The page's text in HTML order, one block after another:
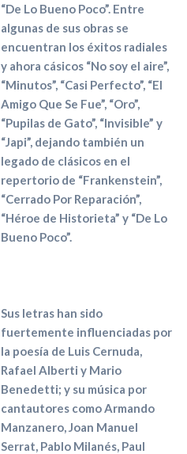
“De Lo Bueno Poco”. Entre
algunas de sus obras se
encuentran los éxitos radiales
y ahora cásicos “No soy el aire”,
“Minutos”, “Casi Perfecto”, “El
Amigo Que Se Fue”, “Oro”,
“Pupilas de Gato”, “Invisible” y
“Japi”, dejando también un
legado de clásicos en el
repertorio de “Frankenstein”,
“Cerrado Por Reparación”,
“Héroe de Historieta” y “De Lo
Bueno Poco”.
Sus letras han sido
fuertemente influenciadas por
la poesía de Luis Cernuda,
Rafael Alberti y Mario
Benedetti; y su música por
cantautores como Armando
Manzanero, Joan Manuel
Serrat, Pablo Milanés, Paul